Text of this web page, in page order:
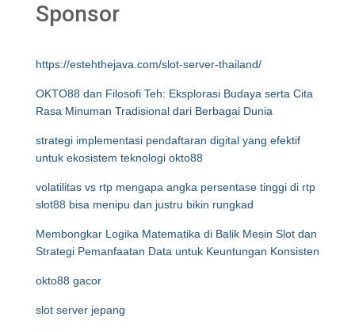
Sponsor
https://estehthejava.com/slot-server-thailand/
OKTO88 dan Filosofi Teh: Eksplorasi Budaya serta Cita
Rasa Minuman Tradisional dari Berbagai Dunia
strategi implementasi pendaftaran digital yang efektif
untuk ekosistem teknologi okto88
volatilitas vs rtp mengapa angka persentase tinggi di rtp
slot88 bisa menipu dan justru bikin rungkad
Membongkar Logika Matematika di Balik Mesin Slot dan
Strategi Pemanfaatan Data untuk Keuntungan Konsisten
okto88 gacor
slot server jepang